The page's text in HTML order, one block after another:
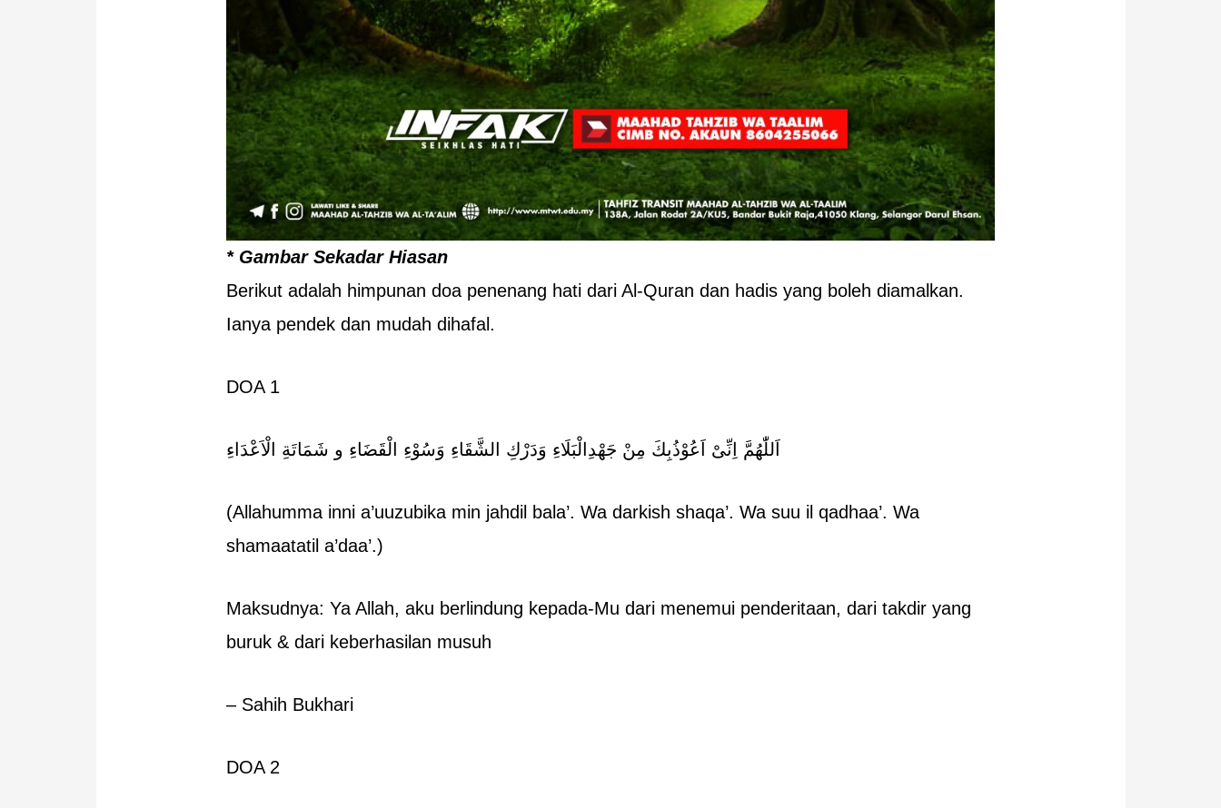
* Gambar Sekadar Hiasan
Berikut adalah himpunan doa penenang hati dari Al-Quran dan hadis yang boleh diamalkan.
Ianya pendek dan mudah dihafal.
DOA 1
اَللّٰهُمَّ اِنِّىْ اَعُوْذُبِكَ مِنْ جَهْدِالْبَلَاءِ وَدَرْكِ الشَّقَاءِ وَسُوْءِ الْقَضَاءِ و شَمَاتَةِ الْاَعْدَاءِ
(Allahumma inni a’uuzubika min jahdil bala’. Wa darkish shaqa’. Wa suu il qadhaa’. Wa
shamaatatil a’daa’.)
Maksudnya: Ya Allah, aku berlindung kepada-Mu dari menemui penderitaan, dari takdir yang
buruk & dari keberhasilan musuh
– Sahih Bukhari
DOA 2